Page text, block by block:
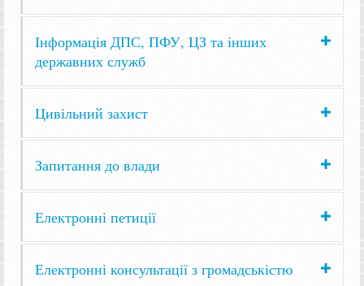
Інформація ДПС, ПФУ, ЦЗ та інших
державних служб
Цивільний захист
Запитання до влади
Електронні петиції
Електронні консультації з громадськістю